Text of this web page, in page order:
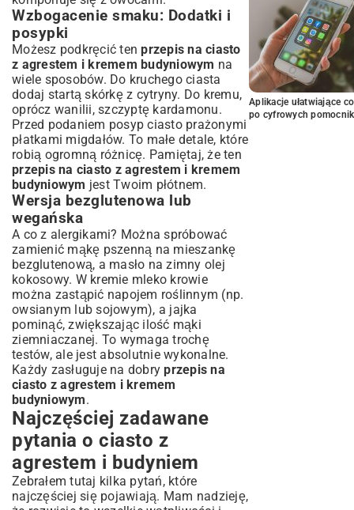
Wzbogacenie smaku: Dodatki i
posypki
Możesz podkręcić tenprzepis na ciasto
z agrestem i kremem budyniowym na
wiele sposobów. Do kruchego ciasta
dodaj startą skórkę z cytryny. Do kremu,
oprócz wanilii, szczyptę kardamonu.
Przed podaniem posyp ciasto prażonymi
płatkami migdałów. To małe detale, które
robią ogromną różnicę. Pamiętaj, że ten
przepis na ciasto z agrestem i kremem
budyniowym jest Twoim płótnem.
Wersja bezglutenowa lub
wegańska
A co z alergikami? Można spróbować
zamienić mąkę pszenną na mieszankę
bezglutenową, a masło na zimny olej
kokosowy. W kremie mleko krowie
można zastąpić napojem roślinnym (np.
owsianym lub sojowym), a jajka
pominąć, zwiększając ilość mąki
ziemniaczanej. To wymaga trochę
testów, ale jest absolutnie wykonalne.
Każdy zasługuje na dobryprzepis na
ciasto z agrestem i kremem
budyniowym.
Najczęściej zadawane
pytania o ciasto z
agrestem i budyniem
Zebrałem tutaj kilka pytań, które
najczęściej się pojawiają. Mam nadzieję,
Aplikacje ułatwiające
po cyfrowych